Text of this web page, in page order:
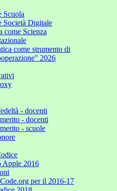
Scuola
Società Digitale
come Scienza
come strumento di
2026
- docenti
- docenti
- scuole
Apple 2016
per il 2016-17